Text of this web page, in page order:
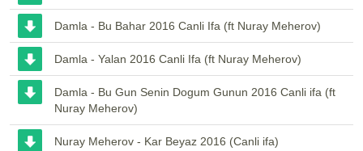
Damla - Bu Bahar 2016 Canli Ifa (ft Nuray Meherov)
Damla - Yalan 2016 Canli Ifa (ft Nuray Meherov)
Damla - Bu Gun Senin Dogum Gunun 2016 Canli ifa (ft
Nuray Meherov)
Nuray Meherov - Kar Beyaz 2016 (Canli ifa)